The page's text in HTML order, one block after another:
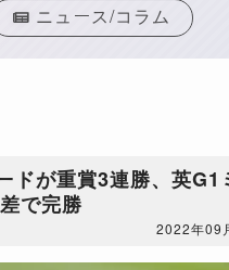
ニュース/コラム
ドが重賞3連勝、英G1
で完勝
2022年09